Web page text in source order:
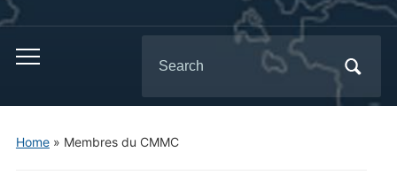
for:
Home» Membres du CMMC